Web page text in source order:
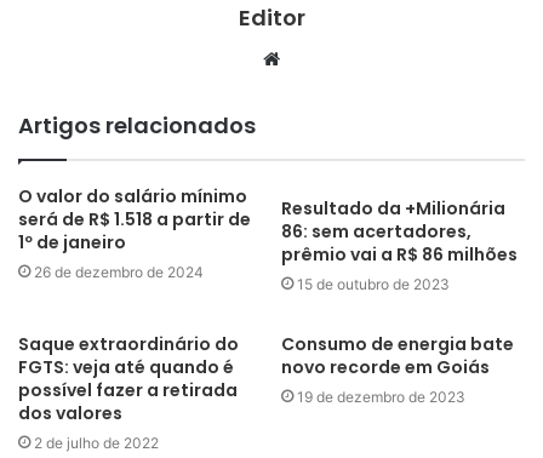
Editor
Website
Artigos relacionados
O valor do salário mínimo
será de R$ 1.518 a partir de
1º de janeiro
26 de dezembro de 2024
Resultado da +Milionária
86: sem acertadores,
prêmio vai a R$ 86 milhões
15 de outubro de 2023
Saque extraordinário do
FGTS: veja até quando é
possível fazer a retirada
dos valores
2 de julho de 2022
Consumo de energia bate
novo recorde em Goiás
19 de dezembro de 2023